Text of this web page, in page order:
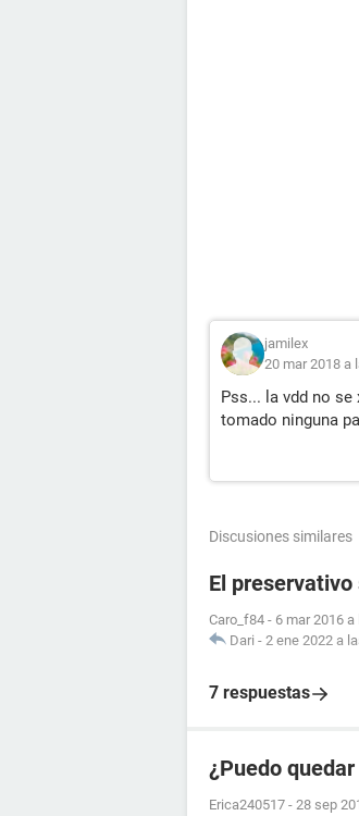
jamilex
20 mar 2018 a
Pss... la vdd no
tomado ninguna
Discusiones similares
El
Caro_f84 - 6 mar 2016 a
Dari - 2 ene 2022 a
7 respuestas
¿Puedo
Erica240517 - 28 sep